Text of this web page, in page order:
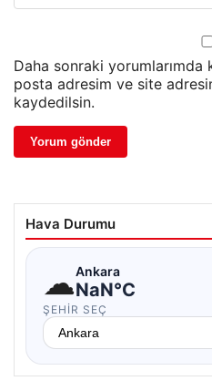
Daha sonraki yorumlarımda
posta adresim ve site
kaydedilsin.
Hava Durumu
☁Ankara
NaN°C
ŞEHIR SEÇ